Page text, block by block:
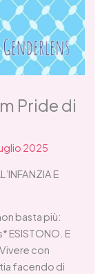
Pride di
2025
E
basta più:
ESISTONO. E
con
facendo di